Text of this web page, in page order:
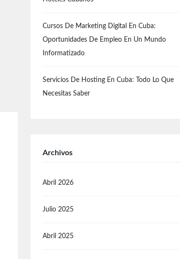
Cursos De Marketing Digital En Cuba:
Oportunidades De Empleo En Un Mundo
Informatizado
Servicios De Hosting En Cuba: Todo Lo Que
Necesitas Saber
Archivos
Abril 2026
Julio 2025
Abril 2025